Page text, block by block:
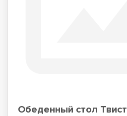
Обеденный стол Твист